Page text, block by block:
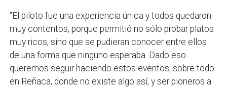
“El piloto fue una experiencia única y todos quedaron
muy contentos, porque permitió no sólo probar platos
muy ricos, sino que se pudieran conocer entre ellos
de una forma que ninguno esperaba. Dado eso
queremos seguir haciendo estos eventos, sobre todo
en Reñaca, donde no existe algo así, y ser pioneros a